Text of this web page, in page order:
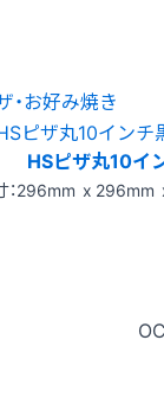
・お好み焼き
HSピザ丸10イ
：296mm x 296mm